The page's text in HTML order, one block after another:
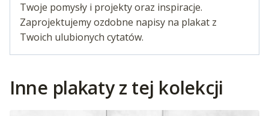
Twoje pomysły i projekty oraz inspiracje.
Zaprojektujemy ozdobne napisy na plakat z
Twoich ulubionych cytatów.
Inne plakaty z tej kolekcji